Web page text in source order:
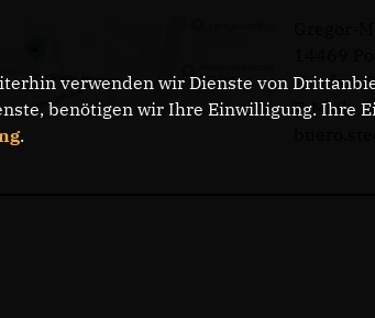
Telefon:
E-Mail:
verwenden wir Dienste von
benötigen wir Ihre Einwilligung. Ihre
.